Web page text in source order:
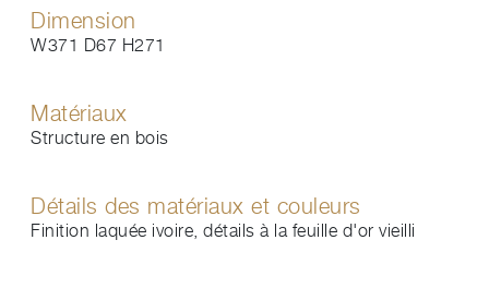
Dimension
W371 D67 H271
Matériaux
Structure en bois
Détails des matériaux et couleurs
Finition laquée ivoire, détails à la feuille d'or vieilli